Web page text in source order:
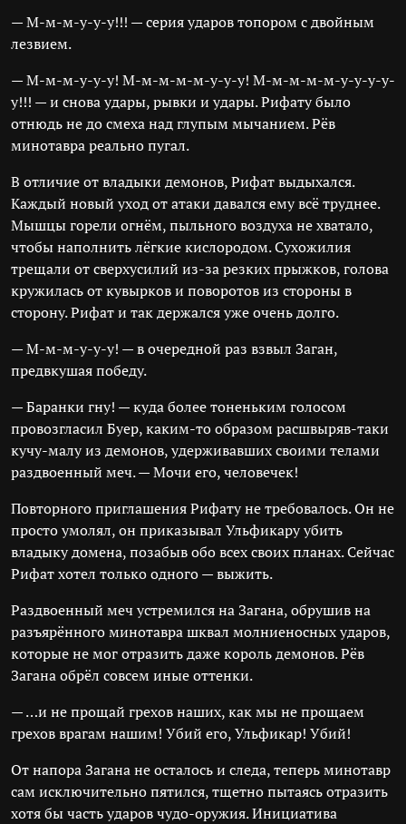
— М-м-м-у-у-у!!! — серия ударов топором с двойным
лезвием.
— М-м-м-у-у-у! М-м-м-м-м-у-у-у! М-м-м-м-м-у-у-у-у-
у!!! — и снова удары, рывки и удары. Рифату было
отнюдь не до смеха над глупым мычанием. Рёв
минотавра реально пугал.
В отличие от владыки демонов, Рифат выдыхался.
Каждый новый уход от атаки давался ему всё труднее.
Мышцы горели огнём, пыльного воздуха не хватало,
чтобы наполнить лёгкие кислородом. Сухожилия
трещали от сверхусилий из-за резких прыжков, голова
кружилась от кувырков и поворотов из стороны в
сторону. Рифат и так держался уже очень долго.
— М-м-м-у-у-у! — в очередной раз взвыл Заган,
предвкушая победу.
— Баранки гну! — куда более тоненьким голосом
провозгласил Буер, каким-то образом расшвыряв-таки
кучу-малу из демонов, удерживавших своими телами
раздвоенный меч. — Мочи его, человечек!
Повторного приглашения Рифату не требовалось. Он не
просто умолял, он приказывал Ульфикару убить
владыку домена, позабыв обо всех своих планах. Сейчас
Рифат хотел только одного — выжить.
Раздвоенный меч устремился на Загана, обрушив на
разъярённого минотавра шквал молниеносных ударов,
которые не мог отразить даже король демонов. Рёв
Загана обрёл совсем иные оттенки.
— …и не прощай грехов наших, как мы не прощаем
грехов врагам нашим! Убий его, Ульфикар! Убий!
От напора Загана не осталось и следа, теперь минотавр
сам исключительно пятился, тщетно пытаясь отразить
хотя бы часть ударов чудо-оружия. Инициатива